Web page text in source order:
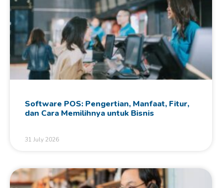
Software POS: Pengertian, Manfaat, Fitur,
dan Cara Memilihnya untuk Bisnis
31 July 2026